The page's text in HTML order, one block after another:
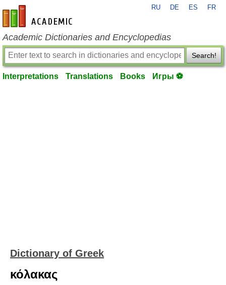
en-academic.com
RU DE ES FR
Academic Dictionaries and Encyclopedias
Search!
Interpretations Translations Books Игры ⚽
Dictionary of Greek
κόλακας